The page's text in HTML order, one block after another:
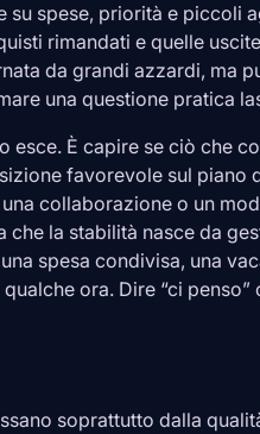
su spese, priorità e piccoli
rimandati e quelle
da grandi azzardi, ma
una questione pratica
esce. È capire se ciò che
favorevole sul piano
collaborazione o un
che la stabilità nasce da
spesa condivisa, una
ora. Dire “ci
soprattutto dalla